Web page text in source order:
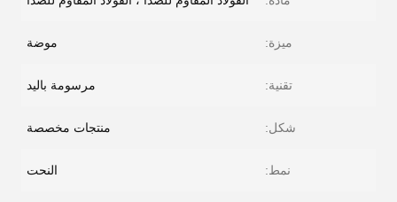
ميزة: موضة
تقنية: مرسومة باليد
شكل: منتجات مخصصة
نمط: النحت